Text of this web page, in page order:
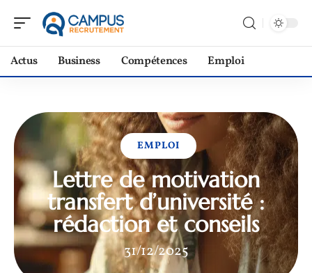
Actus Business Compétences Emploi
EMPLOI
Lettre de motivation
transfert d’université :
rédaction et conseils
31/12/2025